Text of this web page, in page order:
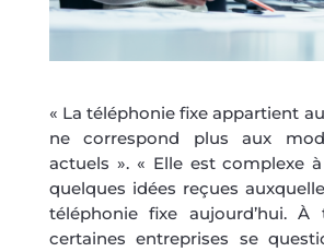
« La téléphonie fixe appartient au
ne correspond plus aux
actuels ». « Elle est complexe
quelques idées reçues
téléphonie fixe aujourd’hui.
certaines entreprises se